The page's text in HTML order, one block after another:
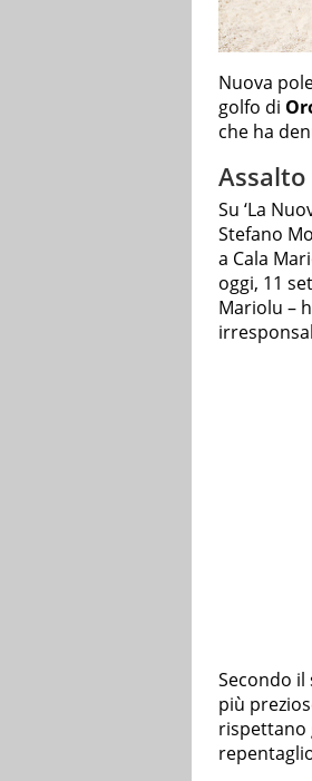
Nuova
golfo di
che ha
Su ‘La
Stefano
a Cala
oggi, 11
Mariolu –
Secondo
più
rispettano